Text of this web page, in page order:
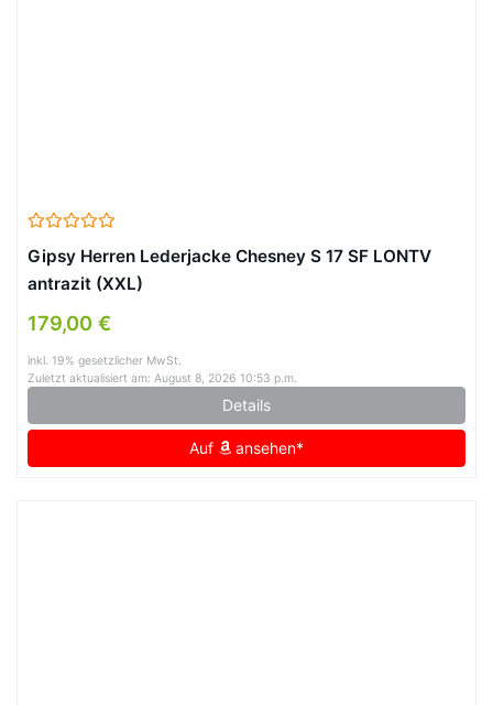
Gipsy Herren Lederjacke Chesney S 17 SF LONTV
antrazit (XXL)
179,00 €
inkl. 19% gesetzlicher MwSt.
Zuletzt aktualisiert am: August 8, 2026 10:53 p.m.
Details
Auf ansehen*